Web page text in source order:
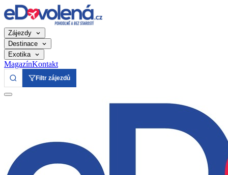
Zájezdy
Destinace
Exotika
MagazínKontakt
Filtr zájezdů